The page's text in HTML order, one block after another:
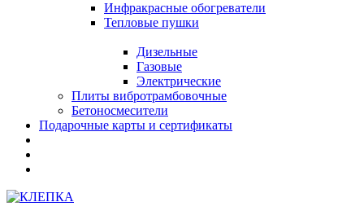
Инфракрасные обогреватели
Тепловые пушки
Дизельные
Газовые
Электрические
Плиты вибротрамбовочные
Бетоносмесители
Подарочные карты и сертификаты